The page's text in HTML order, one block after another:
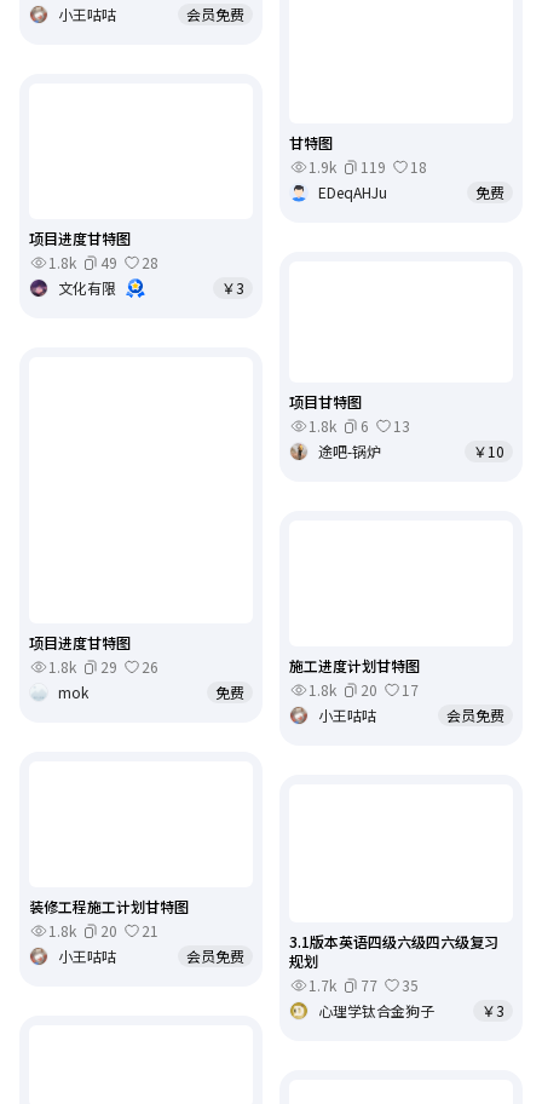
甘特图
1.9k
119
18
EDeqAHJu
免费
小王咕咕
会员免费
项目进度甘特图
1.8k
49
28
文化有限
￥3
项目甘特图
1.8k
6
13
途吧-锅炉
￥10
项目进度甘特图
1.8k
29
26
mok
免费
施工进度计划甘特图
1.8k
20
17
小王咕咕
会员免费
装修工程施工计划甘特图
1.8k
20
21
小王咕咕
会员免费
3.1版本英语四级六级四六级复习
规划
1.7k
77
35
心理学钛合金狗子
￥3